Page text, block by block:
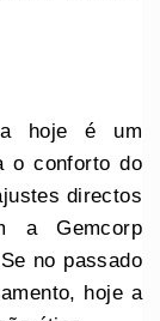
hoje é um
o conforto do
directos
a Gemcorp
no passado
hoje a